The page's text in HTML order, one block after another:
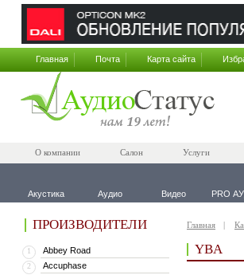
Главная Почта Карта сайта
О компании Салон Услуги
Акустика Аудио Видео PRO
ПРОИЗВОДИТЕЛИ
1 Abbey Road
2 Accuphase
Главная
YBA